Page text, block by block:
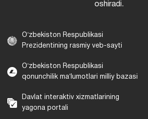
oshiradi.
Oʻzbekiston Respublikasi
Prezidentining rasmiy veb-sayti
Oʻzbekiston Respublikasi
qonunchilik maʼlumotlari milliy bazasi
Davlat interaktiv xizmatlarining
yagona portali